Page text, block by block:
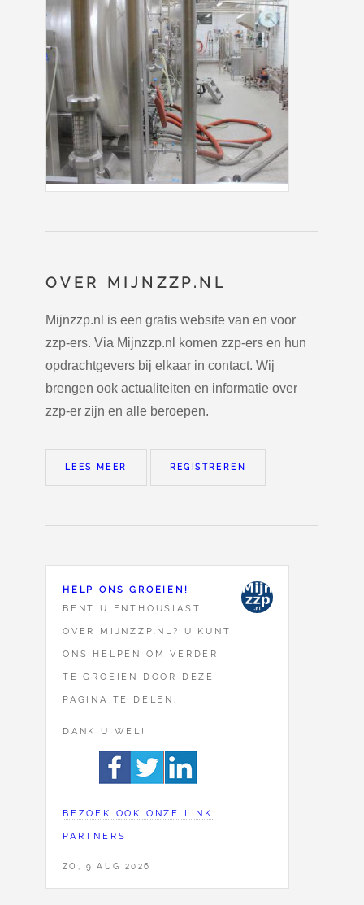
OVER MIJNZZP.NL
Mijnzzp.nl is een gratis website van en voor
zzp-ers. Via Mijnzzp.nl komen zzp-ers en hun
opdrachtgevers bij elkaar in contact. Wij
brengen ook actualiteiten en informatie over
zzp-er zijn en alle beroepen.
LEES MEER REGISTREREN
HELP ONS GROEIEN!
BENT U ENTHOUSIAST
OVER MIJNZZP.NL? U KUNT
ONS HELPEN OM VERDER
TE GROEIEN DOOR DEZE
PAGINA TE DELEN.
DANK U WEL!
BEZOEK OOK ONZE LINK
PARTNERS
ZO, 9 AUG 2026